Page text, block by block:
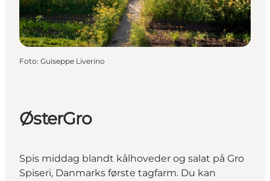
Foto: Guiseppe Liverino
ØsterGro
Spis middag blandt kålhoveder og salat på Gro
Spiseri, Danmarks første tagfarm. Du kan